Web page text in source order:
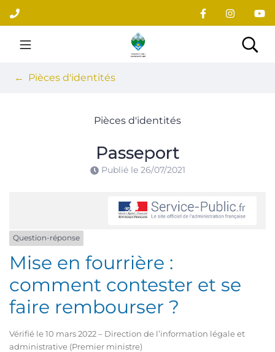
Aller
au
contenu
Site officiel du village
Pièces d'identités
Pièces d'identités
Passeport
Publié le 26/07/2021
Question-réponse
Mise en fourrière :
comment contester et se
faire rembourser ?
Vérifié le 10 mars 2022 – Direction de l’information légale et
administrative (Premier ministre)